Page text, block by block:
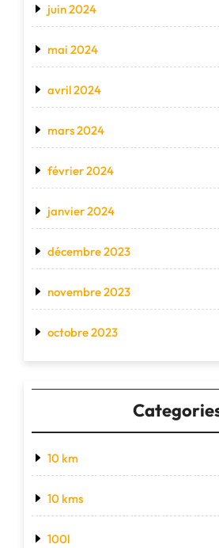
juin 2024
mai 2024
avril 2024
mars 2024
février 2024
janvier 2024
décembre 2023
novembre 2023
octobre 2023
10 km
10 kms
100l